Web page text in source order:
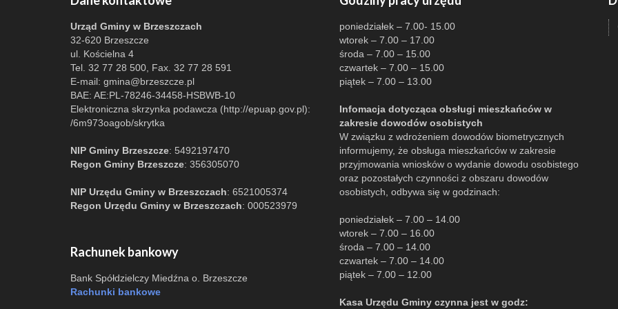
Urząd Gminy w Brzeszczach
32-620 Brzeszcze
ul. Kościelna 4
Tel. 32 77 28 500, Fax. 32 77 28 591
E-mail: gmina@brzeszcze.pl
BAE: AE:PL-78246-34458-HSBWB-10
Elektroniczna skrzynka podawcza (http://epuap.gov.pl):
/6m973oagob/skrytka
NIP Gminy Brzeszcze: 5492197470
Regon Gminy Brzeszcze: 356305070
NIP Urzędu Gminy w Brzeszczach: 6521005374
Regon Urzędu Gminy w Brzeszczach: 000523979
Rachunek bankowy
Bank Spółdzielczy Miedźna o. Brzeszcze
Rachunki bankowe
poniedziałek – 7.00- 15.00
wtorek – 7.00 – 17.00
środa – 7.00 – 15.00
czwartek – 7.00 – 15.00
piątek – 7.00 – 13.00
Infomacja dotycząca obsługi mieszkańców w
zakresie dowodów osobistych
W związku z wdrożeniem dowodów biometrycznych
informujemy, że obsługa mieszkańców w zakresie
przyjmowania wniosków o wydanie dowodu osobistego
oraz pozostałych czynności z obszaru dowodów
osobistych, odbywa się w godzinach:
poniedziałek – 7.00 – 14.00
wtorek – 7.00 – 16.00
środa – 7.00 – 14.00
czwartek – 7.00 – 14.00
piątek – 7.00 – 12.00
Kasa Urzędu Gminy czynna jest w godz: